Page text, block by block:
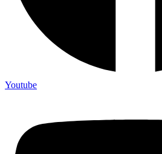
Youtube